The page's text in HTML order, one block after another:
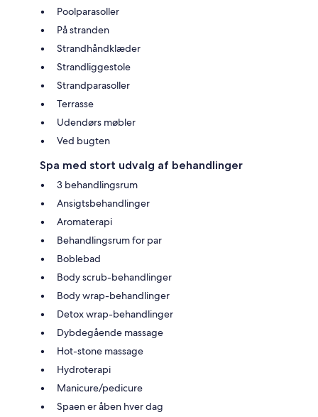
Poolparasoller
På stranden
Strandhåndklæder
Strandliggestole
Strandparasoller
Terrasse
Udendørs møbler
Ved bugten
Spa med stort udvalg af behandlinger
3 behandlingsrum
Ansigtsbehandlinger
Aromaterapi
Behandlingsrum for par
Boblebad
Body scrub-behandlinger
Body wrap-behandlinger
Detox wrap-behandlinger
Dybdegående massage
Hot-stone massage
Hydroterapi
Manicure/pedicure
Spaen er åben hver dag